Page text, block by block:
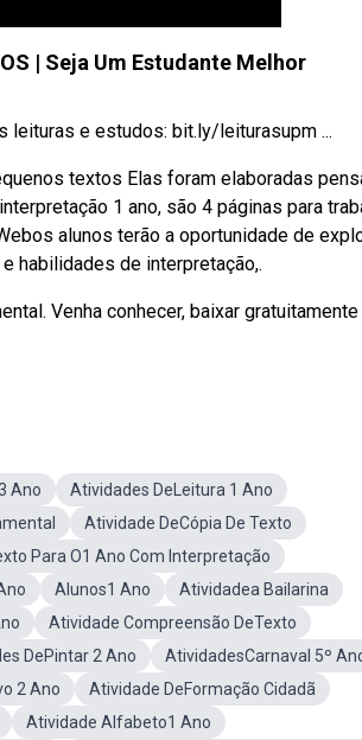
| Seja Um Estudante Melhor
leituras e estudos: bit.ly/leiturasupm ...
textos Elas foram elaboradas
1 ano, são 4 páginas para
alunos terão a oportunidade de
habilidades de interpretação,.
Venha conhecer, baixar
Ano
Atividades DeLeitura 1 Ano
Atividade DeCópia De Texto
Para O1 Ano Com Interpretação
Alunos1 Ano
Atividadea Bailarina
Atividade Compreensão DeTexto
DePintar 2 Ano
AtividadesCarnaval 5º
2 Ano
Atividade DeFormação Cidadã
Atividade Alfabeto1 Ano